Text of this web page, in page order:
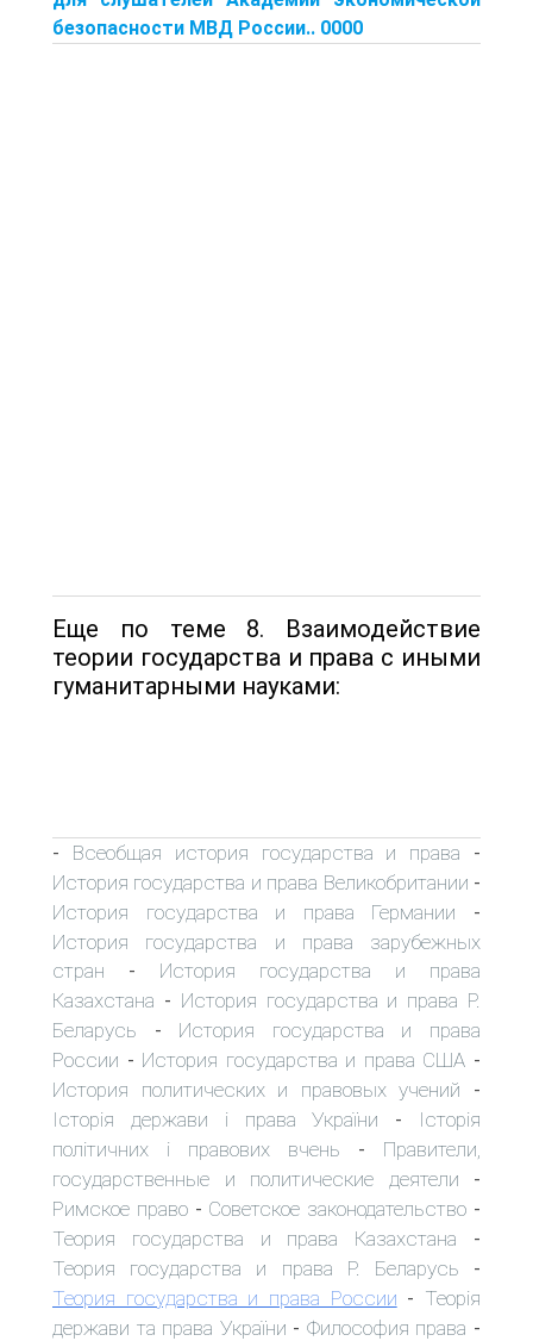
безопасности МВД России.. 0000
Еще по теме 8. Взаимодействие
теории государства и права с иными
гуманитарными науками:
- Всеобщая история государства и права -
История государства и права Великобритании -
История государства и права Германии -
История государства и права зарубежных
стран - История государства и права
Казахстана - История государства и права Р.
Беларусь - История государства и права
России - История государства и права США -
История политических и правовых учений -
Історія держави і права України -
Історія
політичних і правових вчень - Правители,
государственные и политические деятели -
Римское право- Советское законодательство -
Теория государства и права Казахстана -
Теория государства и права Р. Беларусь -
Теория государства и права России - Теорія
держави та права України - Философия права -